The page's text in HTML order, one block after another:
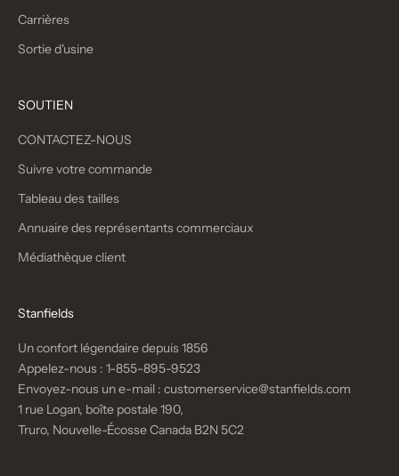
Carrières
Sortie d'usine
SOUTIEN
CONTACTEZ-NOUS
Suivre votre commande
Tableau des tailles
Annuaire des représentants commerciaux
Médiathèque client
Stanfields
Un confort légendaire depuis 1856
Appelez-nous : 1-855-895-9523
Envoyez-nous un e-mail : customerservice@stanfields.com
1 rue Logan, boîte postale 190,
Truro, Nouvelle-Écosse Canada B2N 5C2